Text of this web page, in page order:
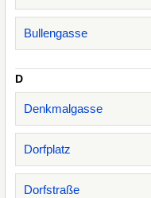
Bullengasse
D
Denkmalgasse
Dorfplatz
Dorfstraße